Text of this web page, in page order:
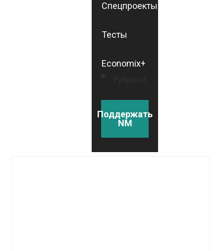
Спецпроекты
Тесты
Economix+
Поддержать
NM